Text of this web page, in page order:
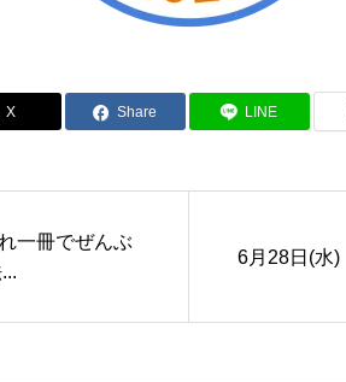
Share LINE
一冊でぜんぶ
6月28日(水